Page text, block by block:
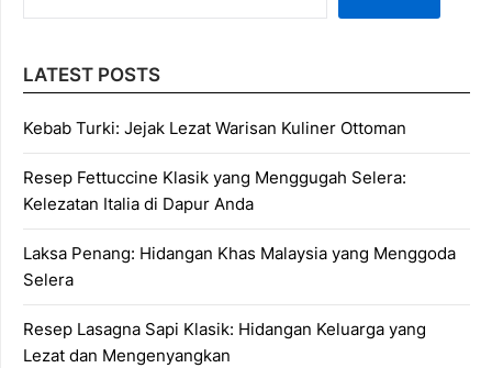
LATEST POSTS
Kebab Turki: Jejak Lezat Warisan Kuliner Ottoman
Resep Fettuccine Klasik yang Menggugah Selera:
Kelezatan Italia di Dapur Anda
Laksa Penang: Hidangan Khas Malaysia yang Menggoda
Selera
Resep Lasagna Sapi Klasik: Hidangan Keluarga yang
Lezat dan Mengenyangkan